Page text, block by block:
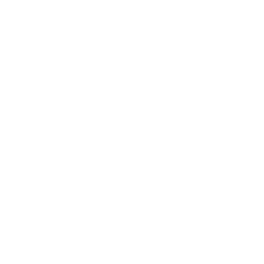
了承ください。
をご了承くださ
です。
ず変更すること
) : 1000ppm、
、